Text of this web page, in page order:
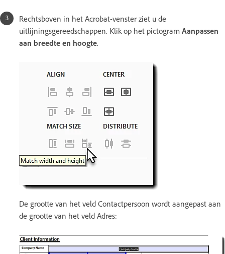
Rechtsboven in het Acrobat-venster ziet u de
uitlijningsgereedschappen. Klik op het pictogram Aanpassen
aan breedte en hoogte.
De grootte van het veld Contactpersoon wordt aangepast aan
de grootte van het veld Adres: